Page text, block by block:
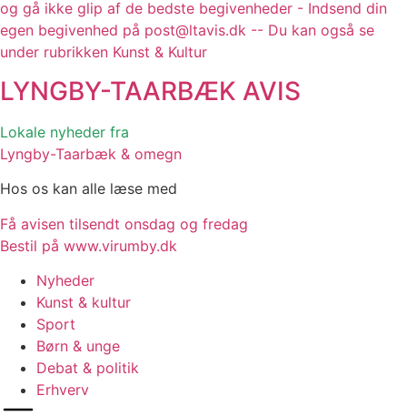
og gå ikke glip af de bedste begivenheder - Indsend din
egen begivenhed på post@ltavis.dk -- Du kan også se
under rubrikken Kunst & Kultur
LYNGBY-TAARBÆK AVIS
Lokale nyheder fra
Lyngby-Taarbæk & omegn
Hos os kan alle læse med
Få avisen tilsendt onsdag og fredag
Bestil på www.virumby.dk
Nyheder
Kunst & kultur
Sport
Børn & unge
Debat & politik
Erhverv